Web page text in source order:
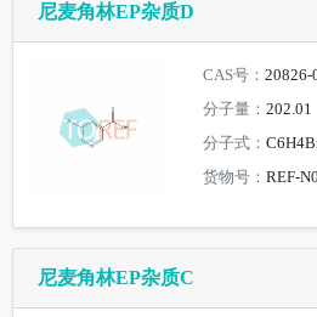
尼麦角林EP杂质D
CAS号：20826-
分子量：202.01
分子式：
货物号：REF-
尼麦角林EP杂质C